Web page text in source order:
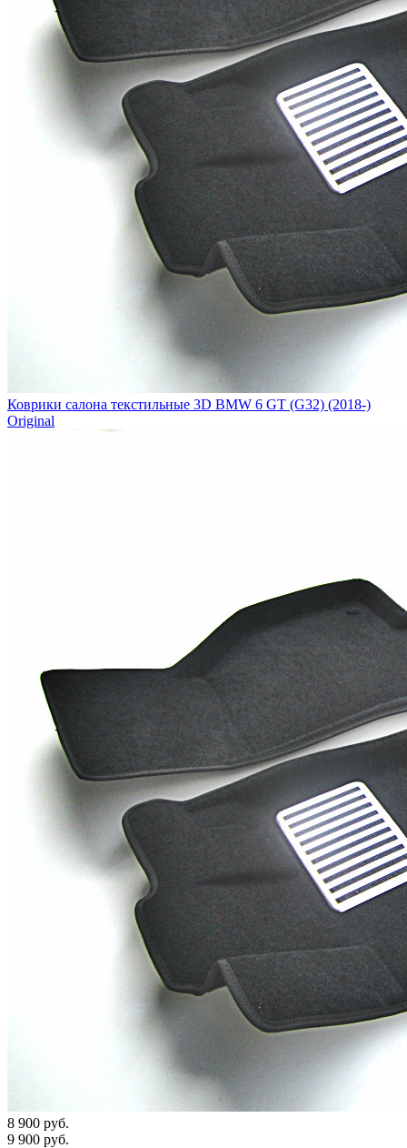
Коврики салона текстильные 3D BMW 6 GT (G32) (2018-)
Original
8 900 руб.
9 900 руб.